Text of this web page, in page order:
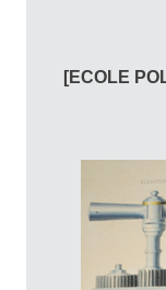
[ECOLE